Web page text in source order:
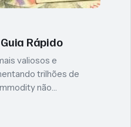
Rápido
valiosos e
trilhões de
não…